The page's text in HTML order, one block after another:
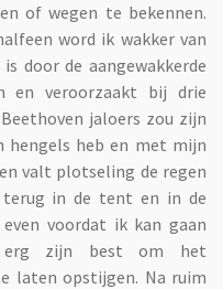
of wegen te bekennen.
word ik wakker van
door de aangewakkerde
en veroorzaakt bij drie
jaloers zou zijn
heb en met mijn
valt plotseling de regen
in de tent en in de
voordat ik kan gaan
erg zijn best om het
laten opstijgen. Na ruim